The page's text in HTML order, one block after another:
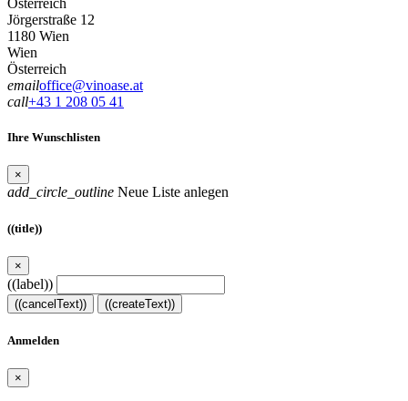
Österreich
Jörgerstraße 12
1180 Wien
Wien
Österreich
emailoffice@vinoase.at
call+43 1 208 05 41
Ihre Wunschlisten
×
add_circle_outline Neue Liste anlegen
((title))
×
((label))
((cancelText)) ((createText))
Anmelden
×